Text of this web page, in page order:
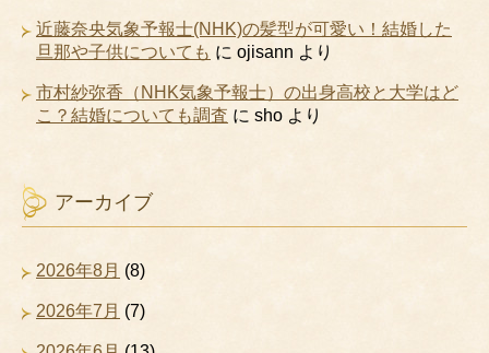
近藤奈央気象予報士(NHK)の髪型が可愛い！結婚した
旦那や子供についても に ojisann より
市村紗弥香（NHK気象予報士）の出身高校と大学はど
こ？結婚についても調査 に sho より
アーカイブ
2026年8月 (8)
2026年7月 (7)